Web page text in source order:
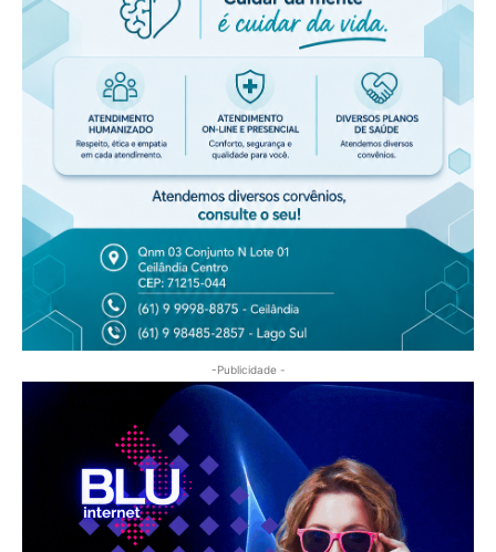
-Publicidade -